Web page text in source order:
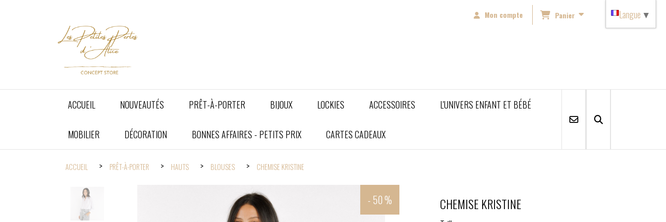
Mon compte Panier
ACCUEIL NOUVEAUTÉS PRÊT-À-PORTER BIJOUX LOCKIES ACCESSOIRES L'UNIVERS ENFANT ET BÉBÉ
MOBILIER DÉCORATION BONNES AFFAIRES - PETITS PRIX CARTES CADEAUX
ACCUEIL PRÊT-À-PORTER HAUTS BLOUSES CHEMISE KRISTINE
- 50 % CHEMISE KRISTINE
Langue ▼